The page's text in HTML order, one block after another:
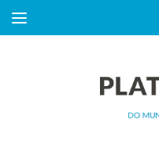
Toggle